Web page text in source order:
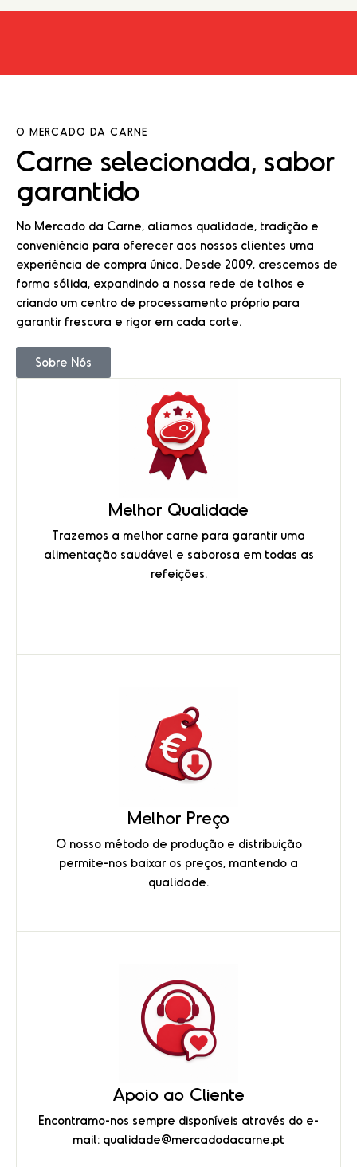
O MERCADO DA CARNE
Carne selecionada, sabor
garantido
No Mercado da Carne, aliamos qualidade, tradição e
conveniência para oferecer aos nossos clientes uma
experiência de compra única. Desde 2009, crescemos de
forma sólida, expandindo a nossa rede de talhos e
criando um centro de processamento próprio para
garantir frescura e rigor em cada corte.
Sobre Nós
Melhor Qualidade
Trazemos a melhor carne para garantir uma
alimentação saudável e saborosa em todas as
refeições.
Melhor Preço
O nosso método de produção e distribuição
permite-nos baixar os preços, mantendo a
qualidade.
Apoio ao Cliente
Encontramo-nos sempre disponíveis através do e-
mail: qualidade@mercadodacarne.pt